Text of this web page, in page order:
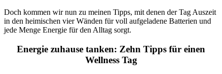
Doch kommen wir nun zu meinen Tipps, mit denen der Tag Auszeit
in den heimischen vier Wänden für voll aufgeladene Batterien und
jede Menge Energie für den Alltag sorgt.
Energie zuhause tanken: Zehn Tipps für einen
Wellness Tag